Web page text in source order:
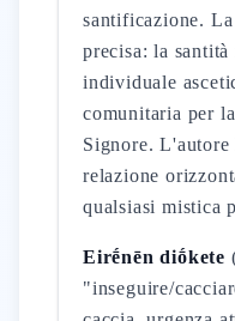
santificazione.
precisa: la
individuale
comunitaria per
Signore.
relazione
qualsiasi mistica
Eirḗnēn diṓkete
"inseguire/